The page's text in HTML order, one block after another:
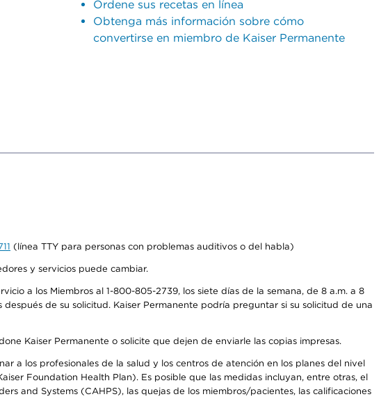
Ordene sus recetas en línea
Obtenga más información sobre cómo
convertirse en miembro de Kaiser Permanente
(línea TTY para personas con problemas auditivos o del habla)
y servicios puede cambiar.
a los Miembros al 1-800-805-2739, los siete días de la semana, de 8 a.m. a 8
de su solicitud. Kaiser Permanente podría preguntar si su solicitud de una
Kaiser Permanente o solicite que dejen de enviarle las copias impresas.
a los profesionales de la salud y los centros de atención en los planes del nivel
Foundation Health Plan). Es posible que las medidas incluyan, entre otras, el
and Systems (CAHPS), las quejas de los miembros/pacientes, las calificaciones